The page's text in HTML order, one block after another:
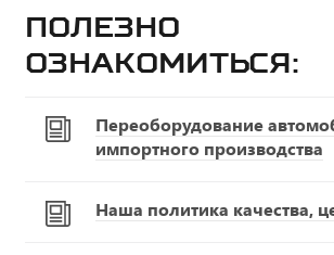
Полезно
ознакомиться:
Переоборудование
импортного производства
Наша политика качества,